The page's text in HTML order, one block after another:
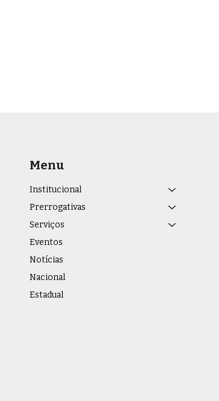
Menu
Institucional
Prerrogativas
Serviços
Eventos
Notícias
Nacional
Estadual